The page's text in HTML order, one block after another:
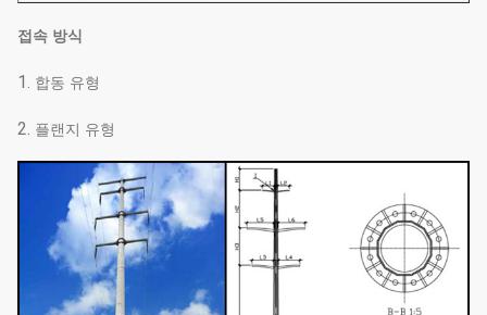
접속 방식
1. 합동 유형
2. 플랜지 유형